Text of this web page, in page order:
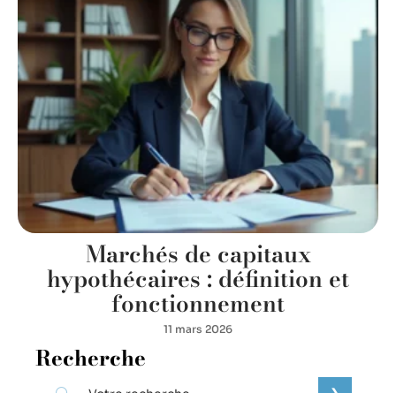
Marchés de capitaux
hypothécaires : définition et
fonctionnement
11 mars 2026
Recherche